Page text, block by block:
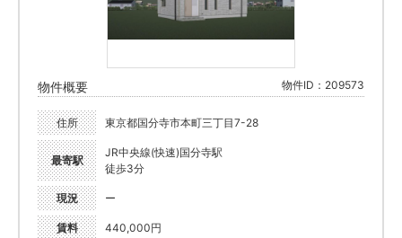
物件概要 物件ID：209573
住所 東京都国分寺市本町三丁目7-28
最寄駅
JR中央線(快速)国分寺駅
徒歩3分
現況 ー
賃料 440,000円